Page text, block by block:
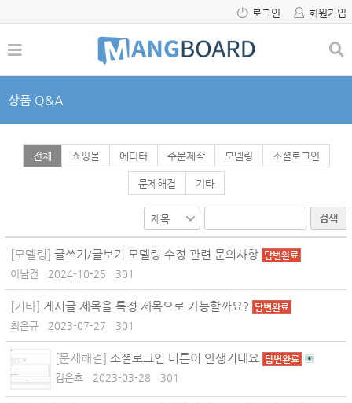
로그인 회원가입
상품 Q&A
전체 쇼핑몰 에디터 주문제작 모델링 소셜로그인
문제해결 기타
검색
[모델링] 글쓰기/글보기 모델링 수정 관련 문의사항 답변완료
이남건 2024-10-25 301
[기타] 게시글 제목을 특정 제목으로 가능할까요? 답변완료
최은규 2023-07-27 301
[문제해결] 소셜로그인 버튼이 안생기네요 답변완료
김은호 2023-03-28 301